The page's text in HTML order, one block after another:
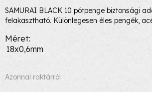
SAMURAI BLACK 10 pótpenge biztonsági
felakasztható. Különlegesen éles pengék,
Méret
18x0,6mm
Azonnal raktárról